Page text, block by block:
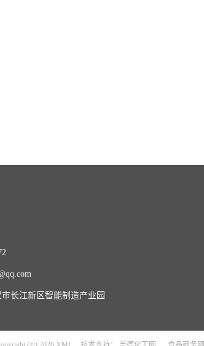
长江新区智能制造产业园